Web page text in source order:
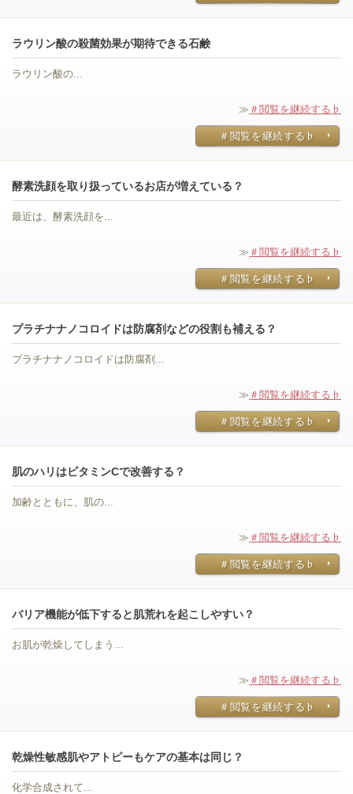
ラウリン酸の殺菌効果が期待できる石鹸
ラウリン酸の...
≫ ＃閲覧を継続する♭
＃閲覧を継続する♭
酵素洗顔を取り扱っているお店が増えている？
最近は、酵素洗顔を...
≫ ＃閲覧を継続する♭
＃閲覧を継続する♭
プラチナナノコロイドは防腐剤などの役割も補える？
プラチナナノコロイドは防腐剤...
≫ ＃閲覧を継続する♭
＃閲覧を継続する♭
肌のハリはビタミンCで改善する？
加齢とともに、肌の...
≫ ＃閲覧を継続する♭
＃閲覧を継続する♭
バリア機能が低下すると肌荒れを起こしやすい？
お肌が乾燥してしまう...
≫ ＃閲覧を継続する♭
＃閲覧を継続する♭
乾燥性敏感肌やアトピーもケアの基本は同じ？
化学合成されて...